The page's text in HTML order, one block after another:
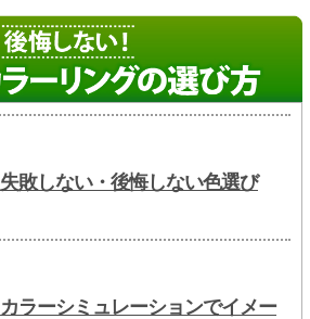
失敗しない・後悔しない色選び
カラーシミュレーションでイメー